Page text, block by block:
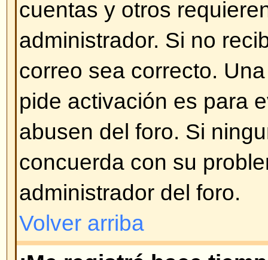
registrados. Cambiando esto
aparecer de acuerdo a su zona
registrado, este es un buen
Volver arriba
¡Cambié la zona horaria y las
incorrectas!
Si está seguro de que la zona
posible que esto se deba a los
implementados por algunos
preparado para trabajar con
Volver arriba